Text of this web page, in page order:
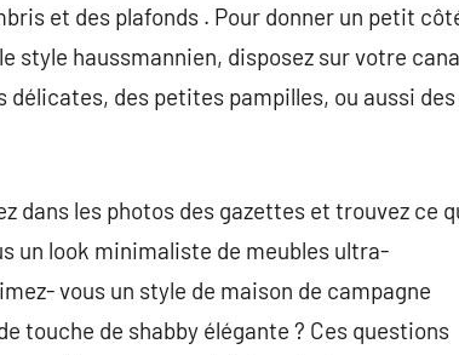
et des plafonds . Pour donner un petit
style haussmannien, disposez sur votre
des petites pampilles, ou aussi des
dans les photos des gazettes et trouvez ce
un look minimaliste de meubles ultra-
vous un style de maison de campagne
touche de shabby élégante ? Ces questions